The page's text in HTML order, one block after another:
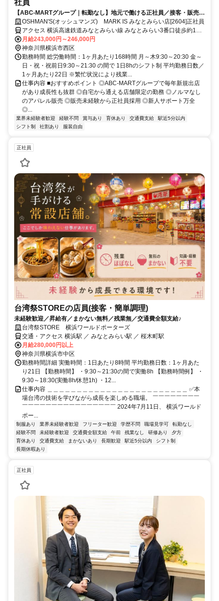
社員
【ABC-MARTグループ｜転勤なし】地元で働ける正社員／接客・販売経
験を活かせる・賞与年2回・私服OK・個人ノルマなし
OSHMAN'S(オッシュマンズ) MARK IS みなとみらい店[2604]正社員
アクセス 横浜高速鉄道みなとみらい線 みなとみらい3番口徒歩約1
分、横浜高速鉄道みなとみらい線 新高島3番口(大通り臨港口)徒歩約
10分、ＪＲ根岸線 桜木町北改札東口徒歩約12分
月給243,000円～246,000円
神奈川県横浜市西区
勤務時間 総労働時間：1ヶ月あたり168時間 月～木9:30～20:30 金～
日・祝・祝前日9:30～21:30 の間で 1日8hのシフト制 平均勤務日数／
1ヶ月あたり22日 ※繁忙状況により残業...
仕事内容 ■おすすめポイント ◎ABC-MARTグループで毎年新規出店
があり成長性も抜群 ◎自宅から通える店舗限定の勤務 ◎ノルマなし
のアパレル販売 ◎販売未経験から正社員採用 ◎新人サポート万全
◎...
業界未経験者歓迎 経験不問 賞与あり 育休あり 交通費支給
駅近5分以内
シフト制
社割あり 服装自由
正社員
台湾祭STOREの店員(接客・簡単調理)
未経験歓迎／昇給有／まかない無料／残業無／交通費全額支給♪
台湾祭STORE 横浜ワールドポーターズ
交通・アクセス 横浜駅 ／ みなとみらい駅 ／ 桜木町駅
月給280,000円以上
神奈川県横浜市中区
勤務時間詳細 実働時間：1日あたり8時間 平均勤務日数：1ヶ月あた
り21日 【勤務時間】 ・9:30～21:30の間で実働8h 【勤務時間例】 ・
9:30～18:30(実働8h/休憩1h) ・12...
仕事内容 ＿＿＿＿＿＿＿＿＿＿＿＿＿＿＿＿＿＿＿＿＿＿＿＿ ✅本
場台湾の技術を学びながら成長を楽しめる職場。 ￣￣￣￣￣￣￣￣
￣￣￣￣￣￣￣￣￣￣￣￣￣￣￣￣ 2024年7⽉11⽇、 横浜ワールド
ポー...
制服あり 業界未経験者歓迎 フリーター歓迎 学歴不問 職場見学可
転勤なし
経験不問
未経験者歓迎 交通費全額支給 午前 残業なし 研修あり
夕方
育休あり
交通費支給 まかないあり 長期歓迎 駅近5分以内
シフト制
長期休暇あり
正社員